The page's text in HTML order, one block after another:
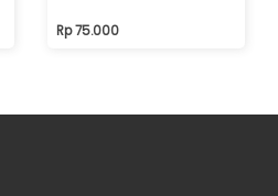
Rp 75.000